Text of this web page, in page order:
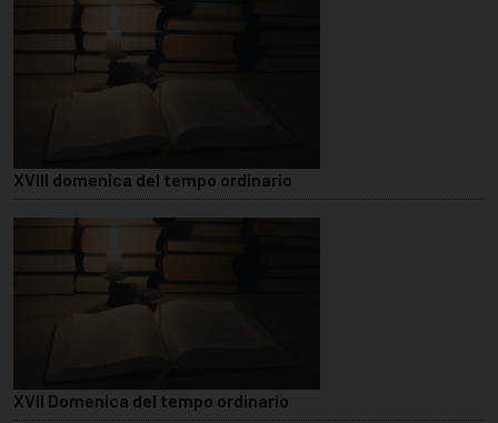
XVIII domenica del tempo ordinario
XVII Domenica del tempo ordinario